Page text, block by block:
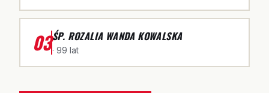
03ŚP. ROZALIA WANDA KOWALSKA
· 99 lat